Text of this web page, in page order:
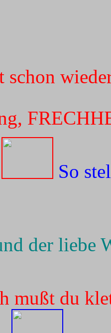
schon
So
der liebe
mußt du